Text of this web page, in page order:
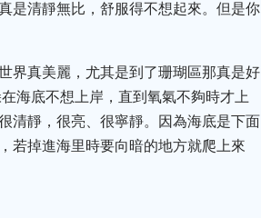
是清靜無比，舒服得不想起來。但是你
界真美麗，尤其是到了珊瑚區那真是好
海底不想上岸，直到氧氣不夠時才上
清靜，很亮、很寧靜。因為海底是下面
若掉進海里時要向暗的地方就爬上來